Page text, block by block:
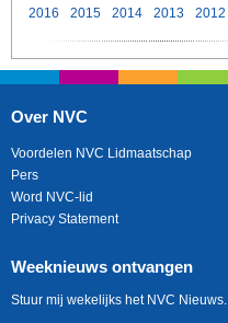
2016
2015 2014 2013 2012
Over NVC
Voordelen NVC Lidmaatschap
Pers
Word NVC-lid
Privacy Statement
Weeknieuws ontvangen
Stuur mij wekelijks het NVC Nieuws.